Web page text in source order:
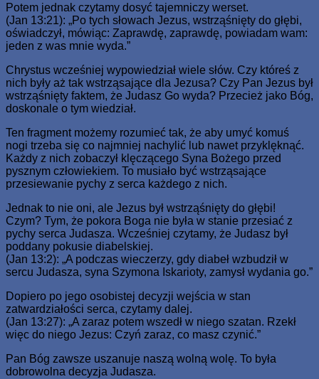
Potem jednak czytamy dosyć tajemniczy werset.
(Jan 13:21): „Po tych słowach Jezus, wstrząśnięty do głębi,
oświadczył, mówiąc: Zaprawdę, zaprawdę, powiadam wam:
jeden z was mnie wyda.”
Chrystus wcześniej wypowiedział wiele słów. Czy któreś z
nich były aż tak wstrząsające dla Jezusa? Czy Pan Jezus był
wstrząśnięty faktem, że Judasz Go wyda? Przecież jako Bóg,
doskonale o tym wiedział.
Ten fragment możemy rozumieć tak, że aby umyć komuś
nogi trzeba się co najmniej nachylić lub nawet przyklęknąć.
Każdy z nich zobaczył klęczącego Syna Bożego przed
pysznym człowiekiem. To musiało być wstrząsające
przesiewanie pychy z serca każdego z nich.
Jednak to nie oni, ale Jezus był wstrząśnięty do głębi!
Czym? Tym, że pokora Boga nie była w stanie przesiać z
pychy serca Judasza. Wcześniej czytamy, że Judasz był
poddany pokusie diabelskiej.
(Jan 13:2): „A podczas wieczerzy, gdy diabeł wzbudził w
sercu Judasza, syna Szymona Iskarioty, zamysł wydania go.”
Dopiero po jego osobistej decyzji wejścia w stan
zatwardziałości serca, czytamy dalej.
(Jan 13:27): „A zaraz potem wszedł w niego szatan. Rzekł
więc do niego Jezus: Czyń zaraz, co masz czynić.”
Pan Bóg zawsze uszanuje naszą wolną wolę. To była
dobrowolna decyzja Judasza.